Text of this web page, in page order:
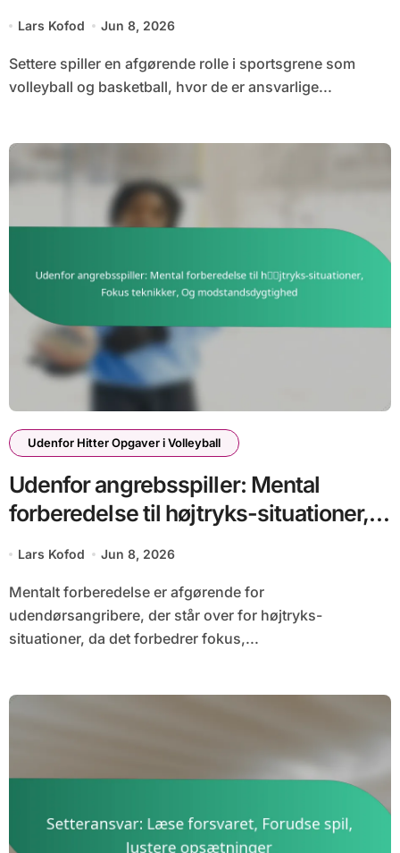
Lars Kofod Jun 8, 2026
Settere spiller en afgørende rolle i sportsgrene som
volleyball og basketball, hvor de er ansvarlige...
Udenfor Hitter Opgaver i Volleyball
Udenfor angrebsspiller: Mental
forberedelse til højtryks-situationer,
Fokus teknikker, Og
modstandsdygtighed
Lars Kofod Jun 8, 2026
Mentalt forberedelse er afgørende for
udendørsangribere, der står over for højtryks-
situationer, da det forbedrer fokus,...